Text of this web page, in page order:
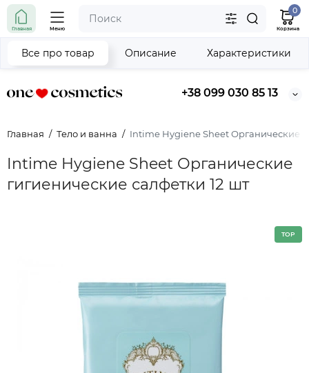
+38 099 030 85 13
Главная Меню
0
Корзина
Главная Тело и ванна Intime Hygiene Sheet Органические
Intime Hygiene Sheet Органические
гигиенические салфетки 12 шт
Все про товар Описание Характеристики
TOP